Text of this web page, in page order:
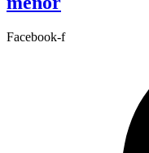
Facebook-f